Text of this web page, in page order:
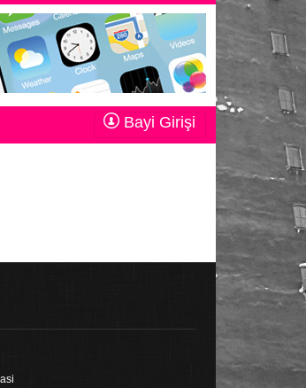
Bayi Girişi